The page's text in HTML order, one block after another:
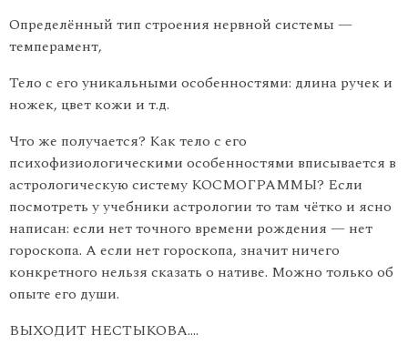
Определённый тип строения нервной системы —
темперамент,
Тело с его уникальными особенностями: длина ручек и
ножек, цвет кожи и т.д.
Что же получается? Как тело с его
психофизиологическими особенностями вписывается в
астрологическую систему КОСМОГРАММЫ? Если
посмотреть у учебники астрологии то там чётко и ясно
написан: если нет точного времени рождения — нет
гороскопа. А если нет гороскопа, значит ничего
конкретного нельзя сказать о нативе. Можно только об
опыте его души.
ВЫХОДИТ НЕСТЫКОВА….